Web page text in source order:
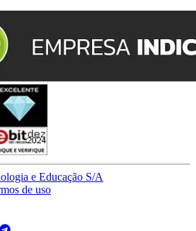
e Educação S/A
de uso